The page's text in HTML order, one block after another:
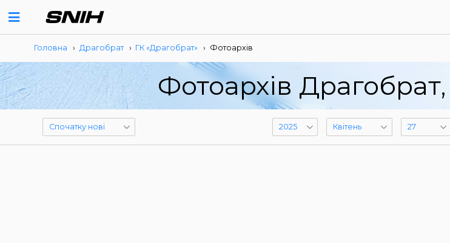
Головна › Драгобрат › ГК «Драгобрат» › Фотоархів
Фотоархів